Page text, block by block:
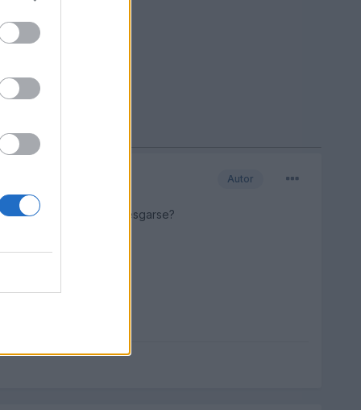
Autor
pena o mejor no arriesgarse?